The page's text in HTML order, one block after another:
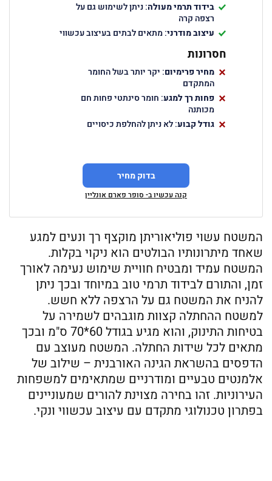
בידוד תרמי מעולה: ניתן לשימוש גם על
רצפה קרה
עיצוב מודרני: מתאים לבתים בעיצוב עכשווי
חסרונות
מחיר פרימיום: יקר יותר בשל החומר
המתקדם
פחות רך למגע: חומר סינתטי פחות חם
מכותנה
גודל קבוע: לא ניתן להחלפת כיסויים
בדוק מחיר
קנה עכשיו ב- סופר פארם אונליין
המשטח עשוי פוליאוריתן מוקצף רך ונעים למגע
שאחד מיתרונותיו הבולטים הוא ניקוי בקלות.
המשטח עמיד ומבטיח חוויית שימוש נעימה לאורך
זמן, והתורם לבידוד תרמי טוב במיוחד ובכך ניתן
להניח את המשטח גם על הרצפה ללא חשש.
למשטח ההחתלה קצוות מוגבהים לשמירה על
בטיחות התינוק, והוא מגיע בגודל 60*70 ס"מ ובכך
מתאים לכל שידות החתלה. המשטח מעוצב עם
הדפסים בהשראת הגינה האורבנית – שילוב של
אלמנטים טבעיים ומודרניים שמתאימים למשפחות
העירוניות. זהו בחירה מצוינת להורים שמעוניינים
בפתרון טכנולוגי מתקדם עם עיצוב עכשווי ונקי.